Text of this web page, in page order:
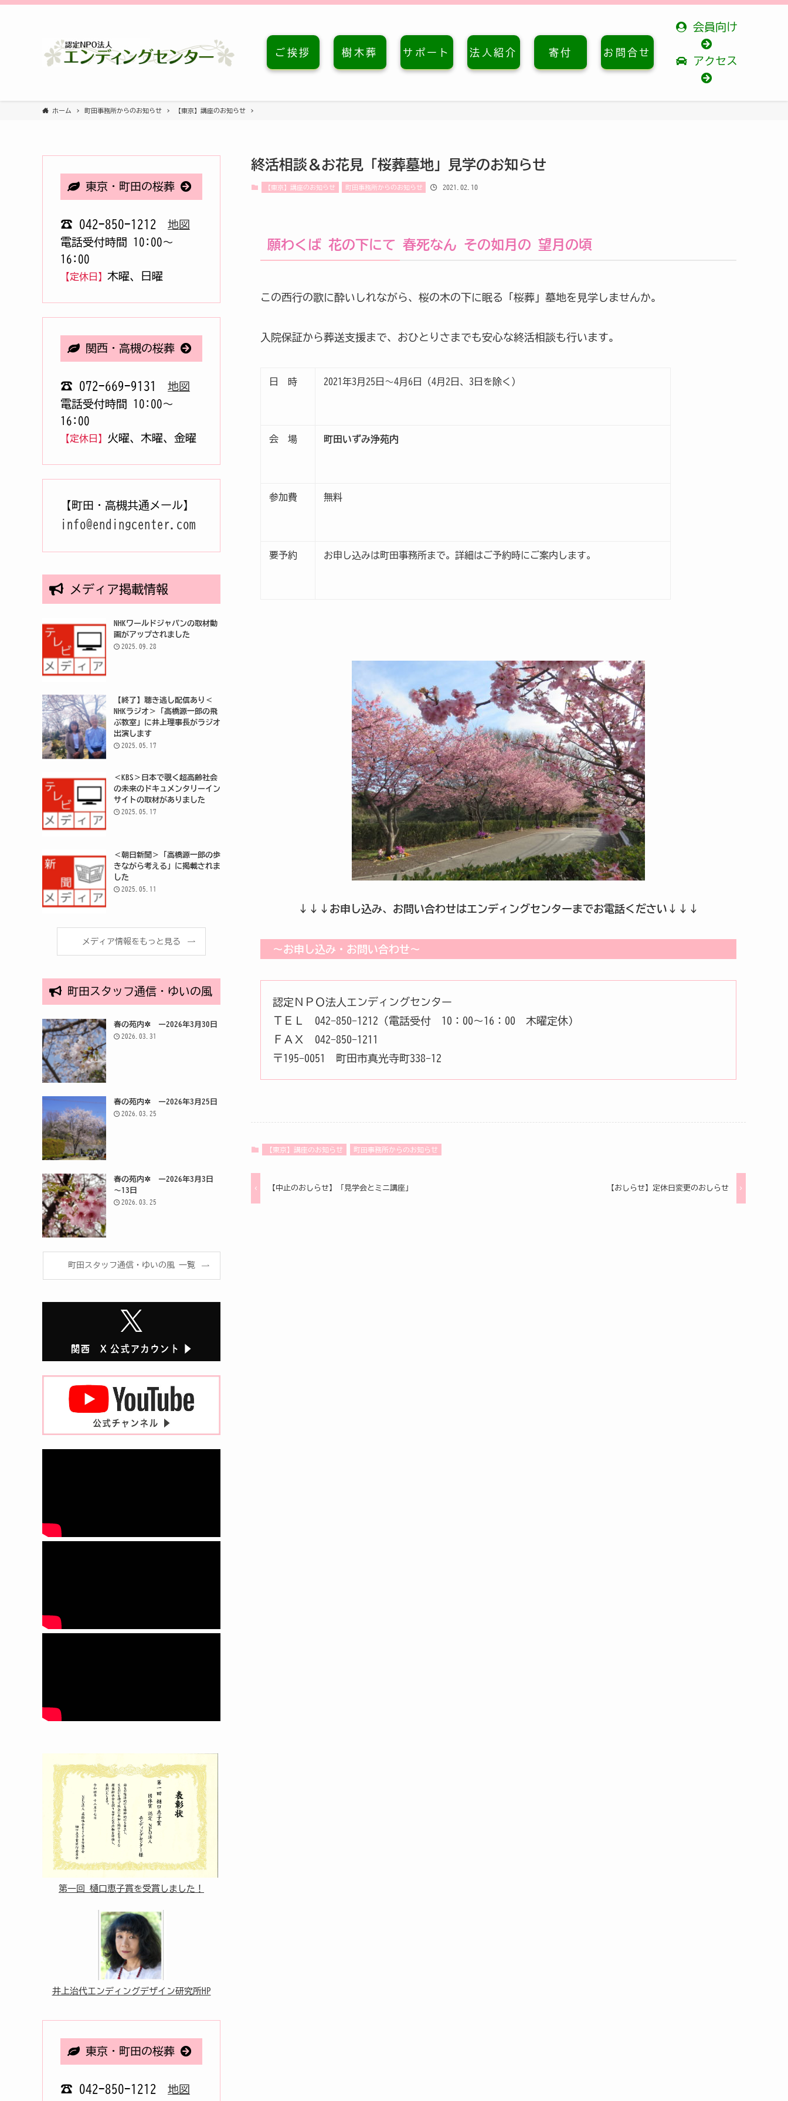
ご挨拶 樹木葬 サポート 法人紹介 寄付 お問合せ
会員向け
アクセス
ホーム 町田事務所からのお知らせ 【東京】講座のお知らせ
終活相談＆お花見「桜葬墓地」見学のお知らせ
【東京】講座のお知らせ 町田事務所からのお知らせ 2021.02.10
願わくば 花の下にて 春死なん その如月の 望月の頃
この西行の歌に酔いしれながら、桜の木の下に眠る「桜葬」墓地を見学しませんか。
入院保証から葬送支援まで、おひとりさまでも安心な終活相談も行います。
日 時 2021年3月25日～4月6日（4月2日、3日を除く）
会 場 町田いずみ浄苑内
参加費 無料
要予約 お申し込みは町田事務所まで。詳細はご予約時にご案内します。
↓↓↓お申し込み、お問い合わせはエンディングセンターまでお電話ください↓↓↓
～お申し込み・お問い合わせ～
認定ＮＰＯ法人エンディングセンター
ＴＥＬ 042-850-1212（電話受付 10：00～16：00 木曜定休）
ＦＡＸ 042-850-1211
〒195-0051 町田市真光寺町338-12
【東京】講座のお知らせ 町田事務所からのお知らせ
【中止のおしらせ】「見学会とミニ講座」 【おしらせ】定休日変更のおしらせ
東京・町田の桜葬
☎ 042-850-1212
地図
電話受付時間 10:00〜
16:00
【定休日】 木曜、日曜
関西・高槻の桜葬
☎ 072-669-9131
地図
電話受付時間 10:00〜
16:00
【定休日】 火曜、木曜、金曜
【町田・高槻共通メール】
info@endingcenter.com
メディア掲載情報
NHKワールドジャパンの取材動
画がアップされました
2025.09.28
【終了】聴き逃し配信あり＜
NHKラジオ＞「高橋源一郎の飛
ぶ教室」に井上理事長がラジオ
出演します
2025.05.17
＜KBS＞日本で覗く超高齢社会
の未来のドキュメンタリーイン
サイトの取材がありました
2025.05.17
＜朝日新聞＞「高橋源一郎の歩
きながら考える」に掲載されま
した
2025.05.11
メディア情報をもっと見る
町田スタッフ通信・ゆいの風
春の苑内✲ ー2026年3月30日
2026.03.31
春の苑内✲ ー2026年3月25日
2026.03.25
春の苑内✲ ー2026年3月3日
～13日
2026.03.25
町田スタッフ通信・ゆいの風 一覧
第一回 樋口恵子賞を受賞しました！
井上治代エンディングデザイン研究所HP
東京・町田の桜葬
☎ 042-850-1212 地図